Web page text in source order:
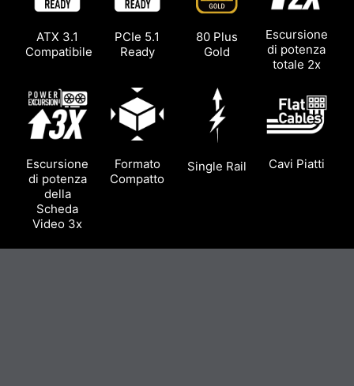
ATX 3.1
Compatibile
PCIe 5.1
Ready
80 Plus
Gold
Escursione
di potenza
totale 2x
Escursione
di potenza
della
Scheda
Video 3x
Formato
Compatto
Single Rail Cavi Piatti